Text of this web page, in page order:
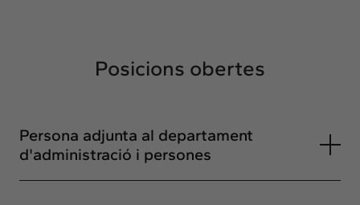
Posicions obertes
Persona adjunta al departament
d'administració i persones